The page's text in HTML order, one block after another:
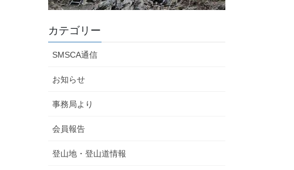
カテゴリー
SMSCA通信
お知らせ
事務局より
会員報告
登山地・登山道情報